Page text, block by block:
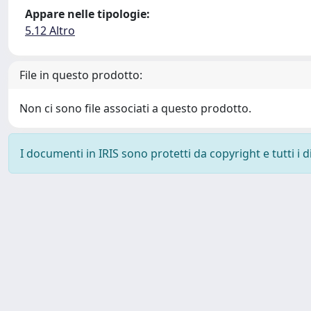
Appare nelle tipologie:
5.12 Altro
File in questo prodotto:
Non ci sono file associati a questo prodotto.
I documenti in IRIS sono protetti da copyright e tutti i